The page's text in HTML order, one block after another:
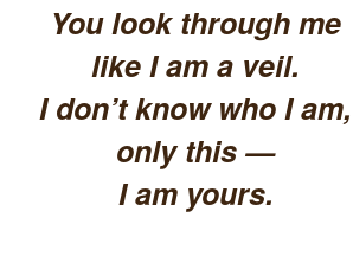
You look through me
like I am a veil.
I don’t know who I am,
only this —
I am yours.